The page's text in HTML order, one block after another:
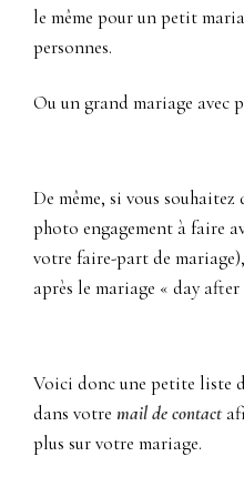
le même pour un petit
personnes.
Ou un grand mariage avec
De même, si vous
photo engagement à faire
votre faire-part de
après le mariage « day
Voici donc une petite liste
dans votre mail de contact
plus sur votre mariage.